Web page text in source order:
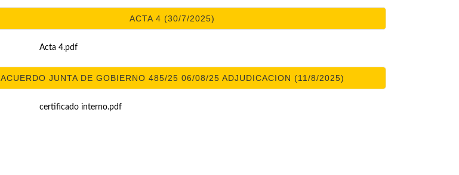
ACTA 4 (30/7/2025)
Acta 4.pdf
ACUERDO JUNTA DE GOBIERNO 485/25 06/08/25 ADJUDICACION (11/8/2025)
certificado interno.pdf